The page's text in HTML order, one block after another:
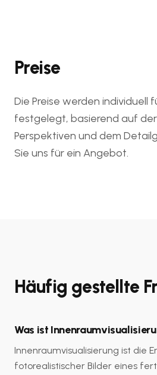
Preise
Die Preise werden individuell
festgelegt, basierend auf
Perspektiven und dem
Sie uns für ein Angebot.
Häufig gestellte
Was ist
Innenraumvisualisierung ist die
fotorealistischer Bilder eines